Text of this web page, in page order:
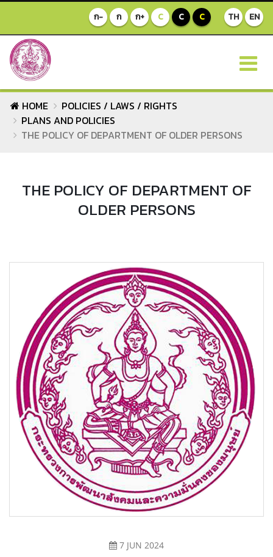
TH EN
ก- ก ก+ C C C
HOME
POLICIES / LAWS / RIGHTS
PLANS AND POLICIES
THE POLICY OF DEPARTMENT OF OLDER PERSONS
THE POLICY OF DEPARTMENT OF
OLDER PERSONS
7 JUN 2024